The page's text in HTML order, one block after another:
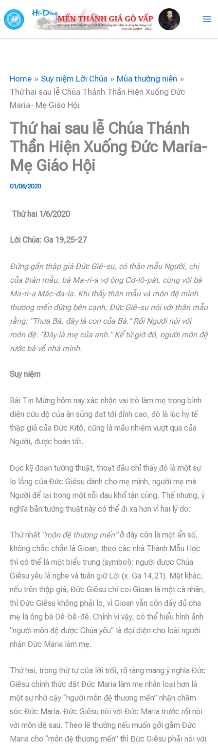
to
content
Home Suy niệm Lời Chúa
Mùa thường niên
Thứ hai sau lễ Chúa Thánh Thần Hiện Xuống Đức
Maria- Mẹ Giáo Hội
Thứ hai sau lễ Chúa Thánh
Thần Hiện Xuống Đức Maria-
Mẹ Giáo Hội
01/06/2020
Thứ hai 1/6/2020
Lời Chúa: Ga 19,25-27
Đứng gần thập giá Đức Giê-su, có thân mẫu Người, chị
của thân mẫu, bà Ma-ri-a vợ ông Cơ-lô-pát, cùng với bà
Ma-ri-a Mác-đa-la. Khi thấy thân mẫu và môn đệ mình
thương mến đứng bên cạnh, Đức Giê-su nói với thân mẫu
rằng: “Thưa Bà, đây là con của Bà.” Rồi Người nói với
môn đệ: “Đây là mẹ của anh.” Kể từ giờ đó, người môn đệ
rước bà về nhà mình.
Suy niệm
Bài Tin Mừng hôm nay xác nhận vai trò làm mẹ trong bình
diện cứu độ của ân sủng đạt tới đỉnh cao, đó là lúc hy tế
thập giá của Đức Kitô, cũng là mầu nhiệm vượt qua của
Người, được hoàn tất.
Đọc kỹ đoạn tường thuật, thoạt đầu chỉ thấy đó là một sự
lo lắng của Đức Giêsu dành cho mẹ mình, người mẹ mà
Người để lại trong một nỗi đau khổ tận cùng. Thế nhưng, ý
nghĩa bản tường thuật này có thể đi xa hơn vì hai lý do:
Thứ nhất “môn đệ thương mến”ở đây còn là một ẩn số,
không chắc chắn là Gioan, theo các nhà Thánh Mẫu Học
thì có thể là một biểu trưng (symbol): người được Chúa
Giêsu yêu là nghe và tuân giữ Lời (x. Ga 14,21). Mặt khác,
nếu trên thập giá, Đức Giêsu chỉ coi Gioan là một cá nhân,
thì Đức Giêsu không phải lo, vì Gioan vẫn còn đầy đủ cha
mẹ là ông bà Dê-bê-đê. Chính vì vậy, có thể hiểu hình ảnh
“người môn đệ được Chúa yêu” là đại diện cho loài người
nhận Đức Maria làm mẹ.
Thứ hai, trong thứ tự của lời trối, rõ ràng mang ý nghĩa Đức
Giêsu chính thức đặt Đức Maria làm mẹ nhân loại hơn là
một sự nhờ cậy “người môn đệ thương mến” nhận chăm
sóc Đức Maria. Đức Giêsu nói với Đức Maria trước rồi nói
với môn đệ sau. Theo lẽ thường nếu muốn gởi gắm Đức
Maria cho “môn đệ thương mến” thì Đức Giêsu phải nói với